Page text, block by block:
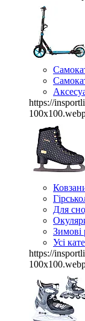
https://
Для
Зимові
Усі
https://